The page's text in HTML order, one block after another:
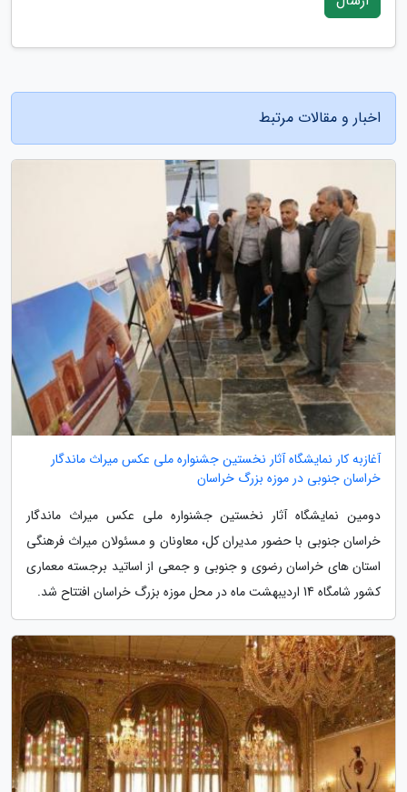
اخبار و مقالات مرتبط
آغازبه کار نمایشگاه آثار نخستین جشنواره ملی عکس میراث ماندگار
خراسان جنوبی در موزه بزرگ خراسان
دومین نمایشگاه آثار نخستین جشنواره ملی عکس میراث ماندگار
خراسان جنوبی با حضور مدیران کل، معاونان و مسئولان میراث فرهنگی
استان های خراسان رضوی و جنوبی و جمعی از اساتید برجسته معماری
کشور شامگاه 14 اردیبهشت ماه در محل موزه بزرگ خراسان افتتاح شد.